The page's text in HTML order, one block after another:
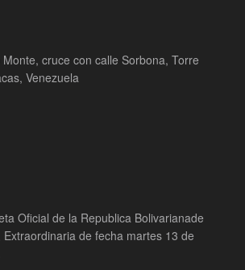
cruce con calle Sorbona, Torre
Venezuela
Oficial de la Republica Bolivarianade
Extraordinaria de fecha martes 13 de